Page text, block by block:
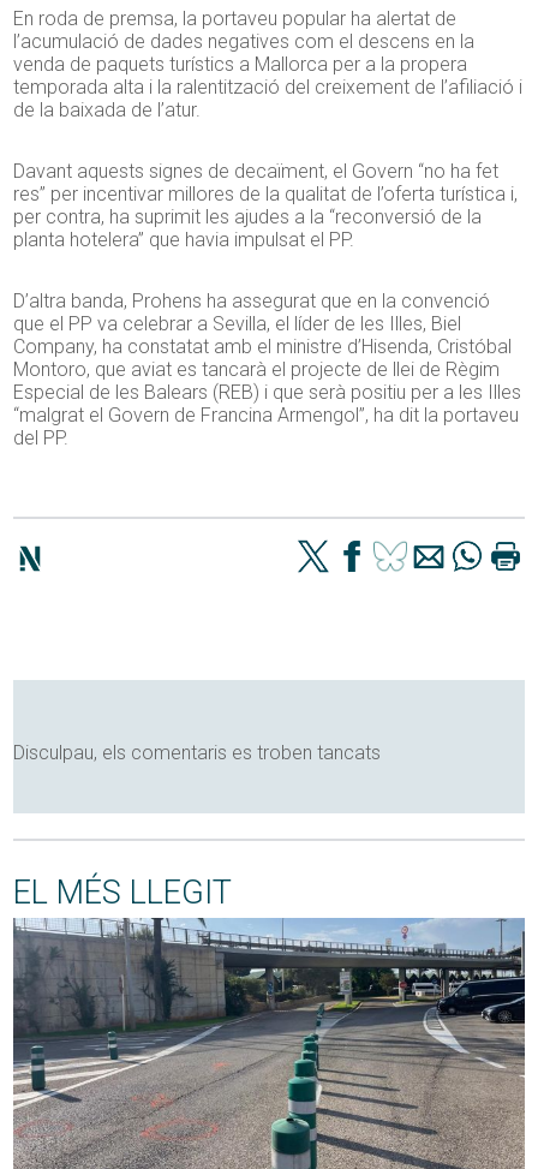
En roda de premsa, la portaveu popular ha alertat de
l’acumulació de dades negatives com el descens en la
venda de paquets turístics a Mallorca per a la propera
temporada alta i la ralentització del creixement de l’afiliació i
de la baixada de l’atur.
Davant aquests signes de decaïment, el Govern “no ha fet
res” per incentivar millores de la qualitat de l’oferta turística i,
per contra, ha suprimit les ajudes a la “reconversió de la
planta hotelera” que havia impulsat el PP.
D’altra banda, Prohens ha assegurat que en la convenció
que el PP va celebrar a Sevilla, el líder de les Illes, Biel
Company, ha constatat amb el ministre d’Hisenda, Cristóbal
Montoro, que aviat es tancarà el projecte de llei de Règim
Especial de les Balears (REB) i que serà positiu per a les Illes
“malgrat el Govern de Francina Armengol”, ha dit la portaveu
del PP.
Disculpau, els comentaris es troben tancats
EL MÉS LLEGIT